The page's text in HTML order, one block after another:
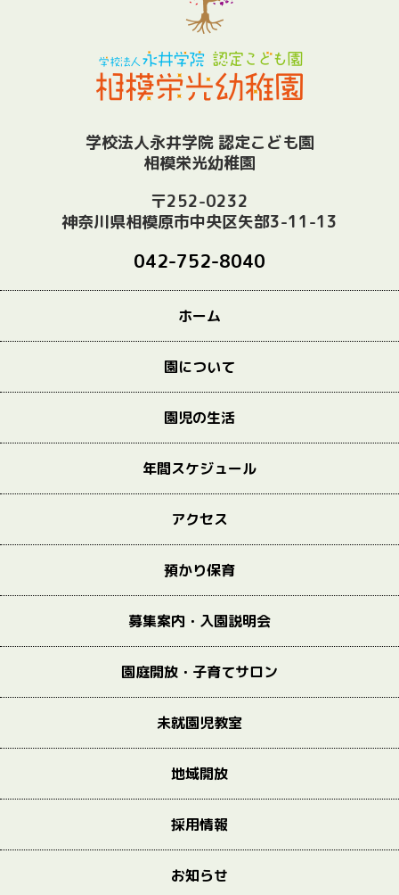
学校法人永井学院 認定こども園
相模栄光幼稚園
〒252-0232
神奈川県相模原市中央区矢部3-11-13
042-752-8040
ホーム
園について
園児の生活
年間スケジュール
アクセス
預かり保育
募集案内・入園説明会
園庭開放・子育てサロン
未就園児教室
地域開放
採用情報
お知らせ